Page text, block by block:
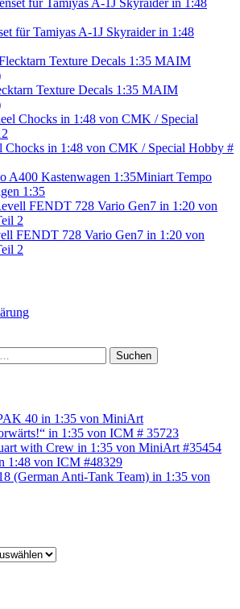
für Tamiyas A-1J Skyraider in 1:48
Texture Decals 1:35 MAIM
Chocks in 1:48 von CMK / Special Hobby #
Miniart Tempo
1:35
FENDT 728 Vario Gen7 in 1:20 von
2
Suchen
40 in 1:35 von MiniArt
in 1:35 von ICM # 35723
with Crew in 1:35 von MiniArt #35454
1:48 von ICM #48329
(German Anti-Tank Team) in 1:35 von